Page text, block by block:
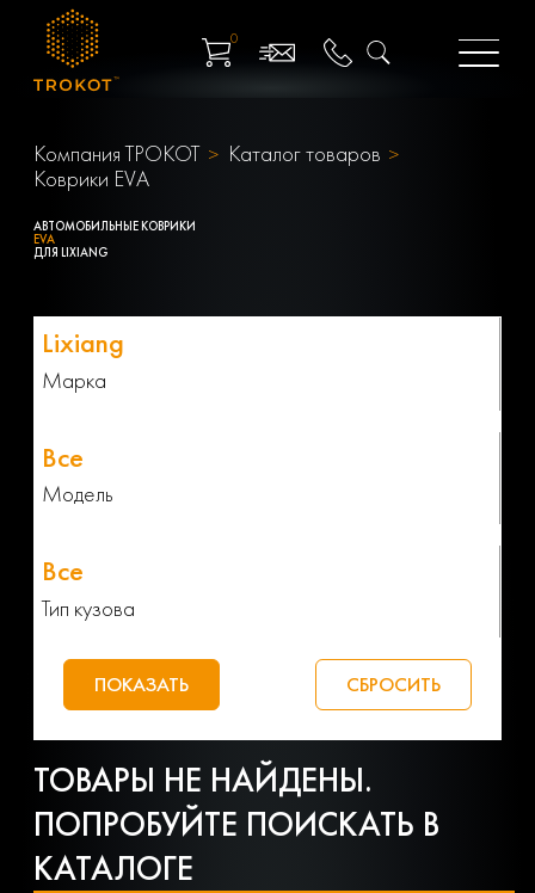
0
Компания ТРОКОТ
Каталог товаров
Коврики EVA
АВТОМОБИЛЬНЫЕ КОВРИКИ
EVA
ДЛЯ LIXIANG
Марка
Модель
Тип кузова
ТОВАРЫ НЕ НАЙДЕНЫ.
ПОПРОБУЙТЕ ПОИСКАТЬ В
КАТАЛОГЕ